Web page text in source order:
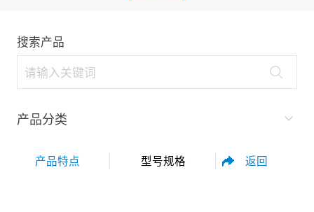
搜索产品
产品分类
产品特点 型号规格 返回